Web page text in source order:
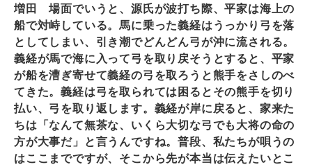
増田 場面でいうと、源氏が波打ち際、平家は海上の
船で対峙している。馬に乗った義経はうっかり弓を落
としてしまい、引き潮でどんどん弓が沖に流される。
義経が馬で海に入って弓を取り戻そうとすると、平家
が船を漕ぎ寄せて義経の弓を取ろうと熊手をさしのべ
てきた。義経は弓を取られては困るとその熊手を切り
払い、弓を取り返します。義経が岸に戻ると、家来た
ちは「なんて無茶な、いくら大切な弓でも大将の命の
方が大事だ」と言うんですね。普段、私たちが唄うの
はここまでですが、そこから先が本当は伝えたいとこ